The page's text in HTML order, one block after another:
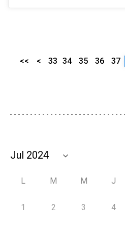
<< < 33 34 35 36 37
L M M J
1 2 3 4